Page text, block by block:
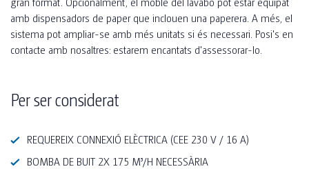
amb dispensadors de paper que inclouen una paperera. A més, el
sistema pot ampliar-se amb més unitats si és necessari. Posi's en
contacte amb nosaltres: estarem encantats d'assessorar-lo.
Per ser considerat
REQUEREIX CONNEXIÓ ELÈCTRICA (CEE 230 V / 16 A)
BOMBA DE BUIT 2X 175 M³/H NECESSÀRIA